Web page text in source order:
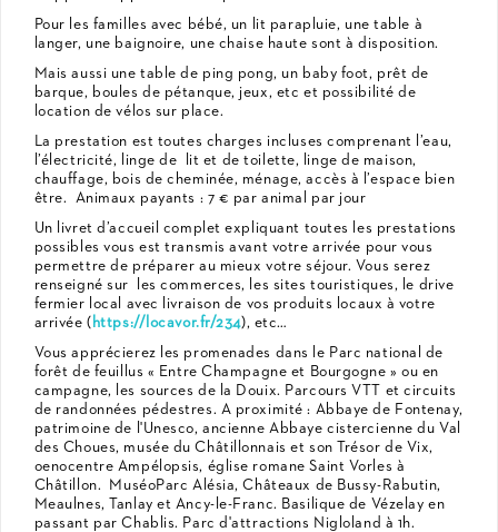
Pour les familles avec bébé, un lit parapluie, une table à
langer, une baignoire, une chaise haute sont à disposition.
Mais aussi une table de ping pong, un baby foot, prêt de
barque, boules de pétanque, jeux, etc et possibilité de
location de vélos sur place.
La prestation est toutes charges incluses comprenant l’eau,
l’électricité, linge de lit et de toilette, linge de maison,
chauffage, bois de cheminée, ménage, accès à l’espace bien
être. Animaux payants : 7 € par animal par jour
Un livret d’accueil complet expliquant toutes les prestations
possibles vous est transmis avant votre arrivée pour vous
permettre de préparer au mieux votre séjour. Vous serez
renseigné sur les commerces, les sites touristiques, le drive
fermier local avec livraison de vos produits locaux à votre
arrivée ( https://locavor.fr/234), etc…
Vous apprécierez les promenades dans le Parc national de
forêt de feuillus « Entre Champagne et Bourgogne » ou en
campagne, les sources de la Douix. Parcours VTT et circuits
de randonnées pédestres. A proximité : Abbaye de Fontenay,
patrimoine de l'Unesco, ancienne Abbaye cistercienne du Val
des Choues, musée du Châtillonnais et son Trésor de Vix,
oenocentre Ampélopsis, église romane Saint Vorles à
Châtillon. MuséoParc Alésia, Châteaux de Bussy-Rabutin,
Meaulnes, Tanlay et Ancy-le-Franc. Basilique de Vézelay en
passant par Chablis. Parc d'attractions Nigloland à 1h.